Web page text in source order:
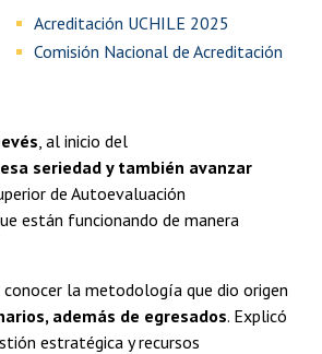
Acreditación UCHILE 2025
Comisión Nacional de Acreditación
, al inicio del
seriedad y también avanzar
de Autoevaluación
están funcionando de manera
conocer la metodología que dio origen
además de egresados. Explicó
estratégica y recursos